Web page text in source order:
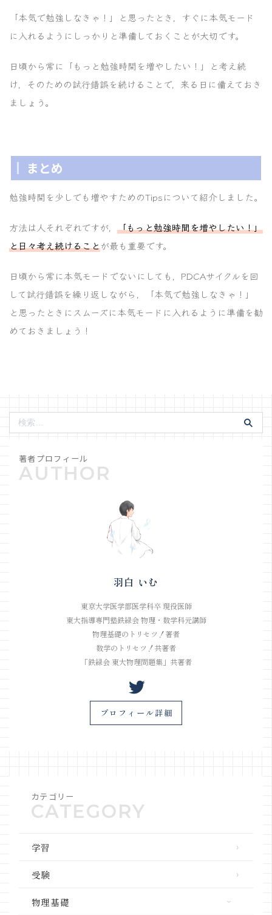
「本気で勉強しなきゃ！」と思ったとき，すぐに本気モード
に入れるようにしっかりと準備しておくことが大切です。
日頃から常に「もっと勉強時間を増やしたい！」と考え続
け，そのための試行錯誤を続けることで，来る日に備えておき
ましょう。
まとめ
勉強時間を少しでも増やすためのTipsについて紹介しました。
方法は人それぞれですが， 「もっと勉強時間を増やしたい！」
と日々考え続けることが最も重要です。
日頃から常に本気モードでないにしても，PDCAサイクルを回
して試行錯誤を繰り返しながら，「本気で勉強しなきゃ！」
と思ったときにスムーズに本気モードに入れるように準備を勧
めておきましょう！
羽白 いむ
東京大学医学部医学科卒 現役医師
東大指導専門塾鉄緑会 物理・数学科元講師
物理基礎のトリセツ！著者
数学のトリセツ！共著者
「鉄緑会 東大物理問題集」共著者
プロフィール詳細
カテゴリー
学習
受験
物理基礎